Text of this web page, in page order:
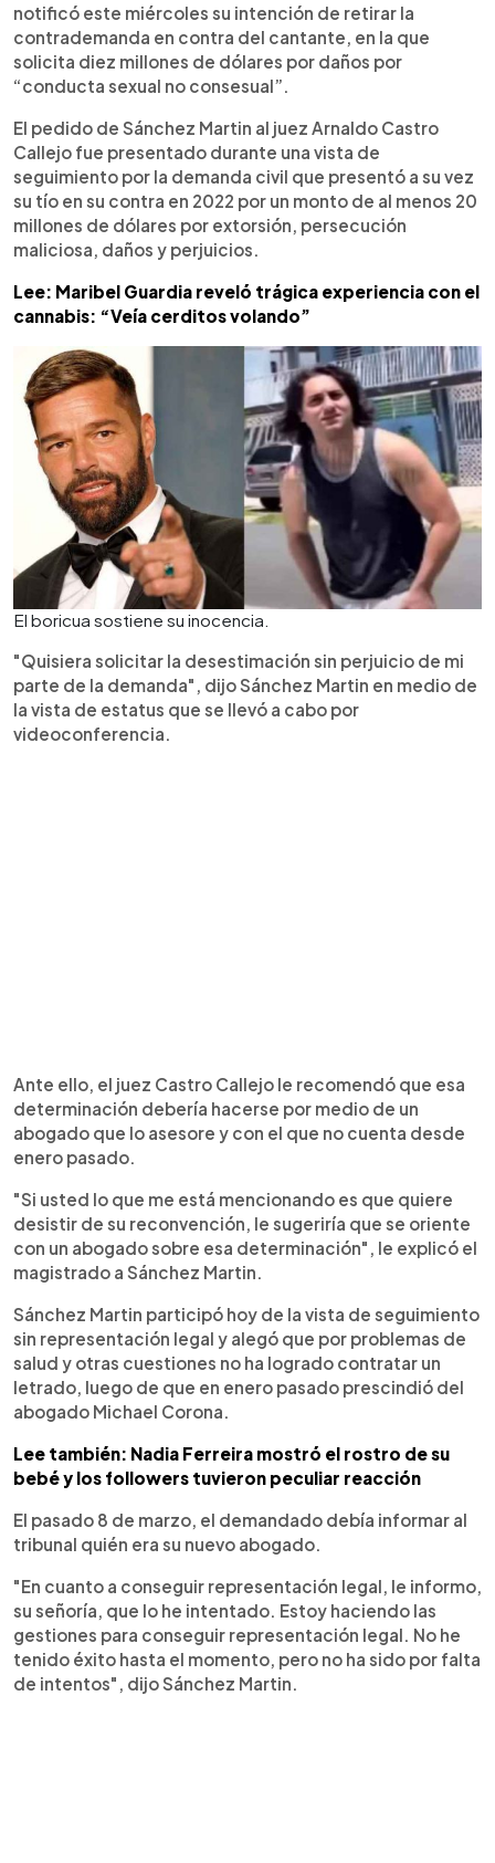
notificó este miércoles su intención de retirar la
contrademanda en contra del cantante, en la que
solicita diez millones de dólares por daños por
“conducta sexual no consesual”.
El pedido de Sánchez Martin al juez Arnaldo Castro
Callejo fue presentado durante una vista de
seguimiento por la demanda civil que presentó a su vez
su tío en su contra en 2022 por un monto de al menos 20
millones de dólares por extorsión, persecución
maliciosa, daños y perjuicios.
Lee: Maribel Guardia reveló trágica experiencia con el
cannabis: “Veía cerditos volando”
El boricua sostiene su inocencia.
"Quisiera solicitar la desestimación sin perjuicio de mi
parte de la demanda", dijo Sánchez Martin en medio de
la vista de estatus que se llevó a cabo por
videoconferencia.
Ante ello, el juez Castro Callejo le recomendó que esa
determinación debería hacerse por medio de un
abogado que lo asesore y con el que no cuenta desde
enero pasado.
"Si usted lo que me está mencionando es que quiere
desistir de su reconvención, le sugeriría que se oriente
con un abogado sobre esa determinación", le explicó el
magistrado a Sánchez Martin.
Sánchez Martin participó hoy de la vista de seguimiento
sin representación legal y alegó que por problemas de
salud y otras cuestiones no ha logrado contratar un
letrado, luego de que en enero pasado prescindió del
abogado Michael Corona.
Lee también: Nadia Ferreira mostró el rostro de su
bebé y los followers tuvieron peculiar reacción
El pasado 8 de marzo, el demandado debía informar al
tribunal quién era su nuevo abogado.
"En cuanto a conseguir representación legal, le informo,
su señoría, que lo he intentado. Estoy haciendo las
gestiones para conseguir representación legal. No he
tenido éxito hasta el momento, pero no ha sido por falta
de intentos", dijo Sánchez Martin.